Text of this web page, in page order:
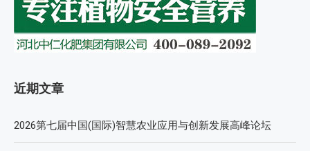
近期文章
2026第七届中国(国际)智慧农业应用与创新发展高峰论坛